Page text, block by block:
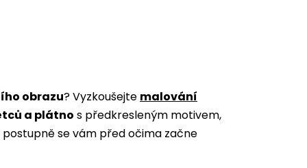
obrazu? Vyzkoušejte malování
a plátno s předkresleným motivem,
se vám před očima začne